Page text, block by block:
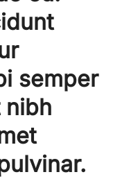
semper
nibh